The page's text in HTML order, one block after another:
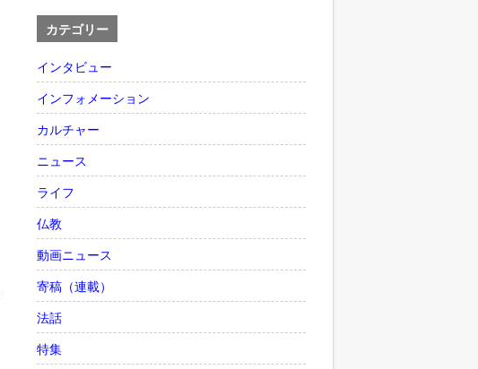
カテゴリー
インタビュー
インフォメーション
カルチャー
ニュース
ライフ
仏教
動画ニュース
寄稿（連載）
法話
特集